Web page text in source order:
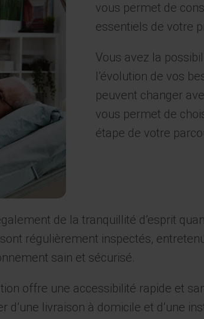
vous permet de
essentiels de votre
Vous avez la
l’évolution de vos
peuvent changer
vous permet de
étape de votre
de la tranquillité d’esprit
régulièrement inspectés,
sain et sécurisé.
offre une accessibilité rapide et
livraison à domicile et d’une